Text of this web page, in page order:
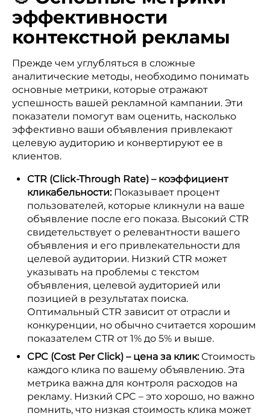
эффективности
контекстной рекламы
Прежде чем углубляться в сложные
аналитические методы, необходимо понимать
основные метрики, которые отражают
успешность вашей рекламной кампании. Эти
показатели помогут вам оценить, насколько
эффективно ваши объявления привлекают
целевую аудиторию и конвертируют ее в
клиентов.
CTR (Click-Through Rate) – коэффициент
кликабельности:Показывает процент
пользователей, которые кликнули на ваше
объявление после его показа. Высокий CTR
свидетельствует о релевантности вашего
объявления и его привлекательности для
целевой аудитории. Низкий CTR может
указывать на проблемы с текстом
объявления, целевой аудиторией или
позицией в результатах поиска.
Оптимальный CTR зависит от отрасли и
конкуренции, но обычно считается хорошим
показателем CTR от 1% до 5% и выше.
CPC (Cost Per Click) – цена за клик:Стоимость
каждого клика по вашему объявлению. Эта
метрика важна для контроля расходов на
рекламу. Низкий CPC – это хорошо, но важно
помнить, что низкая стоимость клика может